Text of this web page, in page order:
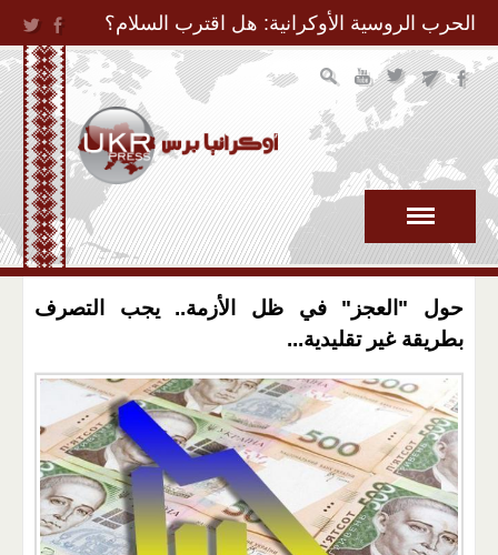
Jump to Navigation
الحرب الروسية الأوكرانية: هل اقترب السلام؟
حول "العجز" في ظل الأزمة.. يجب التصرف
بطريقة غير تقليدية...